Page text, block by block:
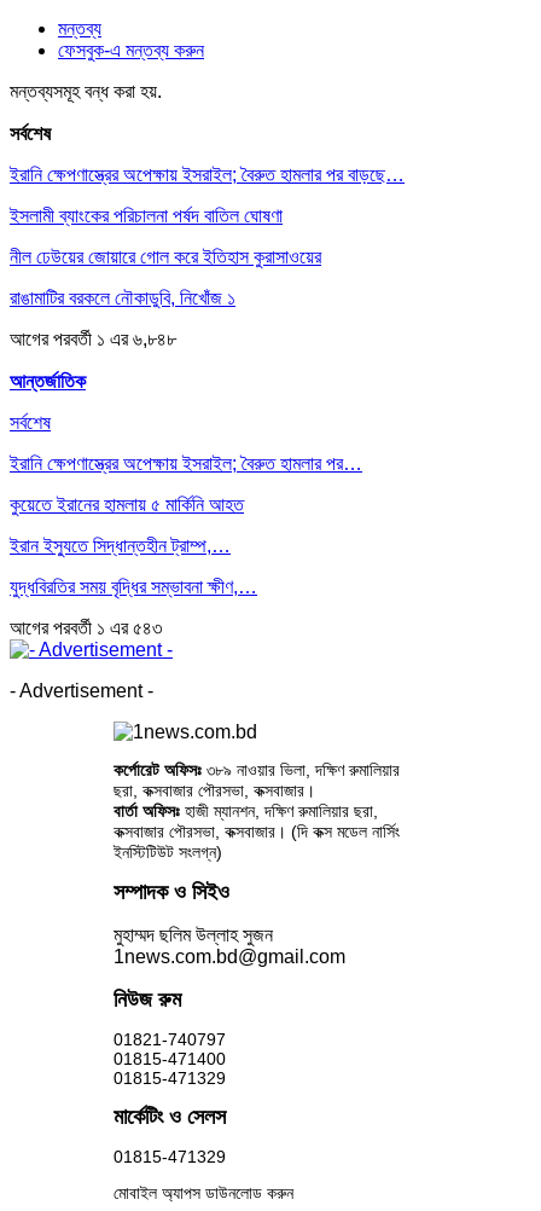
মন্তব্য
ফেসবুক-এ মন্তব্য করুন
মন্তব্যসমূহ বন্ধ করা হয়.
সর্বশেষ
ইরানি ক্ষেপণাস্ত্রের অপেক্ষায় ইসরাইল; বৈরুত হামলার পর বাড়ছে…
ইসলামী ব্যাংকের পরিচালনা পর্ষদ বাতিল ঘোষণা
নীল ঢেউয়ের জোয়ারে গোল করে ইতিহাস কুরাসাওয়ের
রাঙামাটির বরকলে নৌকাডুবি, নিখোঁজ ১
আগেরপরবর্তী ১ এর ৬,৮৪৮
আন্তর্জাতিক
সর্বশেষ
ইরানি ক্ষেপণাস্ত্রের অপেক্ষায় ইসরাইল; বৈরুত হামলার পর…
কুয়েতে ইরানের হামলায় ৫ মার্কিনি আহত
ইরান ইস্যুতে সিদ্ধান্তহীন ট্রাম্প,…
যুদ্ধবিরতির সময় বৃদ্ধির সম্ভাবনা ক্ষীণ,…
আগেরপরবর্তী ১ এর ৫৪৩
- Advertisement -
কর্পোরেট অফিসঃ ৩৮৯ নাওয়ার ভিলা, দক্ষিণ রুমালিয়ার
ছরা, কক্সবাজার পৌরসভা, কক্সবাজার।
বার্তা অফিসঃহাজী ম্যানশন, দক্ষিণ রুমালিয়ার ছরা,
কক্সবাজার পৌরসভা, কক্সবাজার। (দি কক্স মডেল নার্সিং
ইনস্টিটিউট সংলগ্ন)
সম্পাদক ও সিইও
মুহাম্মদ ছলিম উল্লাহ সুজন
1news.com.bd@gmail.com
নিউজ রুম
01821-740797
01815-471400
01815-471329
মার্কেটিং ও সেলস
01815-471329
মোবাইল অ্যাপস ডাউনলোড করুন